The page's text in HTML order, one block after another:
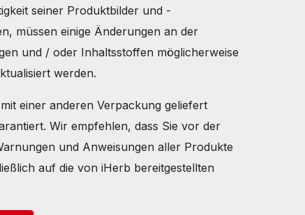
seiner Produktbilder und -
müssen einige Änderungen an der
und / oder Inhaltsstoffen möglicherweise
werden.
einer anderen Verpackung geliefert
Wir empfehlen, dass Sie vor der
und Anweisungen aller Produkte
auf die von iHerb bereitgestellten